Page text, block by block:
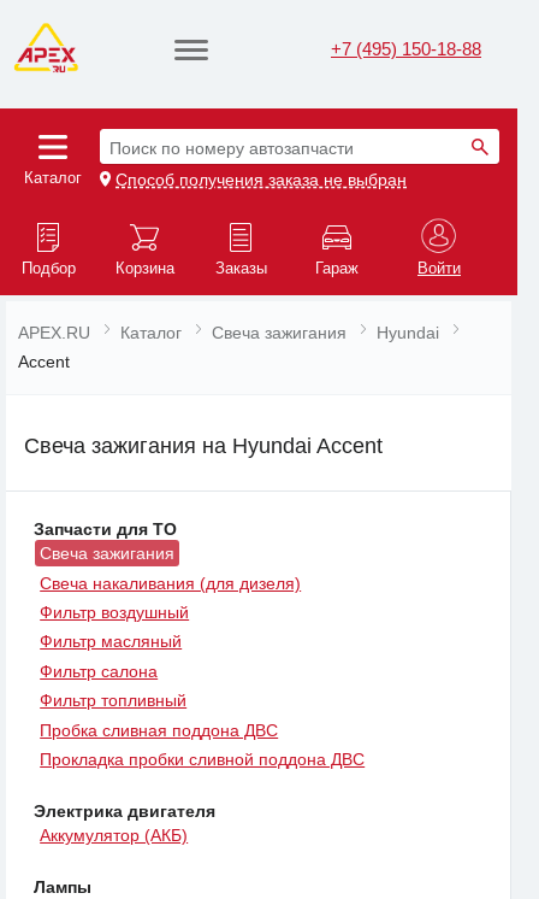
+7 (495) 150-18-88
Каталог
Поиск по номеру автозапчасти
Способ получения заказа не выбран
Подбор Корзина Заказы Гараж Войти
APEX.RU Каталог Свеча зажигания
Hyundai
Accent
Свеча зажигания на Hyundai Accent
Запчасти для ТО
Свеча зажигания
Свеча накаливания (для дизеля)
Фильтр воздушный
Фильтр масляный
Фильтр салона
Фильтр топливный
Пробка сливная поддона ДВС
Прокладка пробки сливной поддона ДВС
Электрика двигателя
Аккумулятор (АКБ)
Лампы